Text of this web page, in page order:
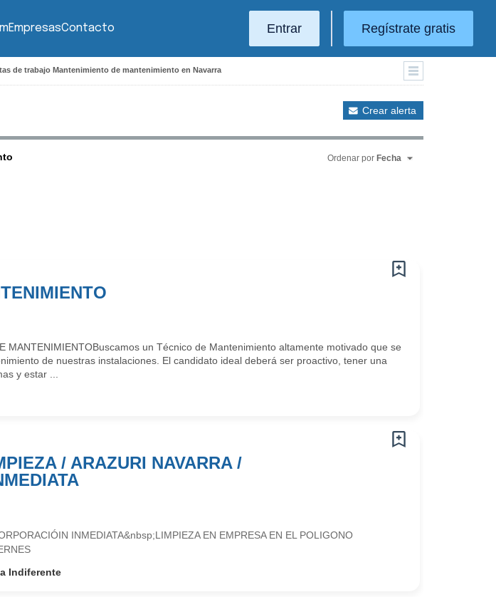
EmpresasContacto Entrar Regístrate gratis
de trabajo Mantenimiento de mantenimiento en Navarra
Crear alerta
Ordenar por Fecha
MANTENIMIENTOBuscamos un Técnico de Mantenimiento altamente motivado que se
de nuestras instalaciones. El candidato ideal deberá ser proactivo, tener una
y estar ...
/ ARAZURI NAVARRA /
INMEDIATA&nbsp;LIMPIEZA EN EMPRESA EN EL POLIGONO
Indiferente